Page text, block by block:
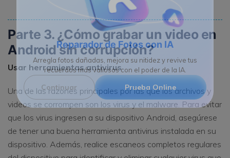
Reparador de Fotos con IA
Arregla fotos dañadas, mejora su nitidez y revive tus
recuerdos más valiosos con el poder de la IA.
Continuar Prueba Online
Parte 3. ¿Cómo grabar un video en
Android sin corrupción?
Usar herramientas antivirus
Una de las razones principales por las que los archivos y
videos se corrompen son los virus y el malware. Para evitar
que los virus ingresen a su dispositivo Android, asegúrese
de tener una buena herramienta antivirus instalada en su
dispositivo. Además, realice escaneos completos regulares